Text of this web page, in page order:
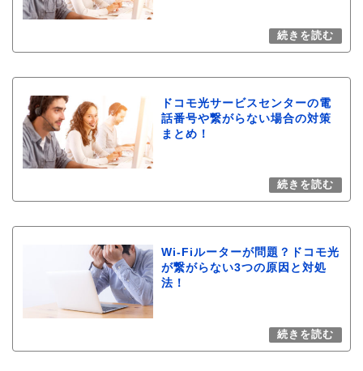
ドコモ光サービスセンターの電
話番号や繋がらない場合の対策
まとめ！
Wi-Fiルーターが問題？ドコモ光
が繋がらない3つの原因と対処
法！